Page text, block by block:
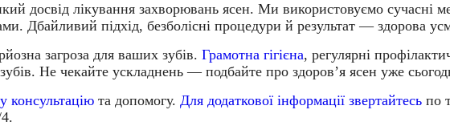
досвід лікування захворювань ясен. Ми використовуємо сучасні
Дбайливий підхід, безболісні процедури й результат — здорова
загроза для ваших зубів. Грамотна гігієна, регулярні
Не чекайте ускладнень — подбайте про здоров’я ясен уже
консультацію та допомогу. Для додаткової інформації звертайтесь по